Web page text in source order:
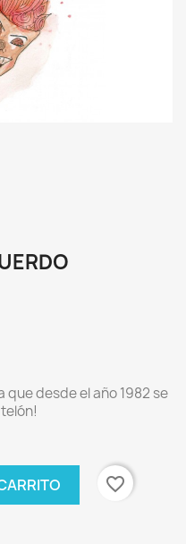
desde el año 1982 se
favorite_border